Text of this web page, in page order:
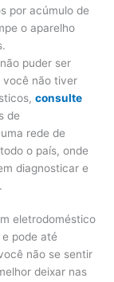
​​por acúmulo de
o aparelho
puder ser
você não tiver
consulte
de
rede de
o país, onde
diagnosticar e
eletrodoméstico
pode até
não se sentir
deixar nas